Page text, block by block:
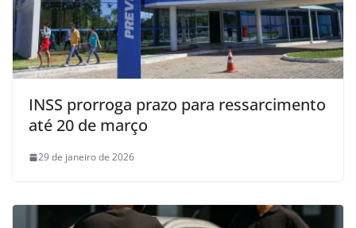
INSS prorroga prazo para ressarcimento
até 20 de março
29 de janeiro de 2026